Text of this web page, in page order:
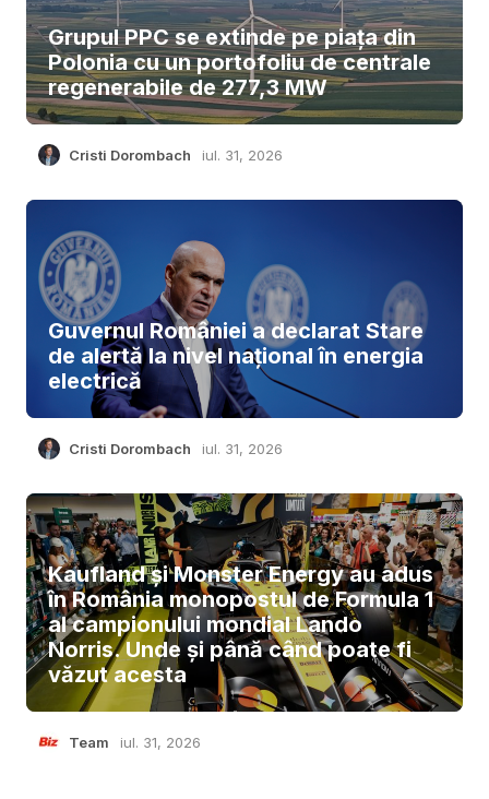
Grupul PPC se extinde pe piața din
Polonia cu un portofoliu de centrale
regenerabile de 277,3 MW
Cristi Dorombach iul. 31, 2026
Guvernul României a declarat Stare
de alertă la nivel național în energia
electrică
Cristi Dorombach iul. 31, 2026
Kaufland și Monster Energy au adus
în România monopostul de Formula 1
al campionului mondial Lando
Norris. Unde și până când poate fi
văzut acesta
Team iul. 31, 2026